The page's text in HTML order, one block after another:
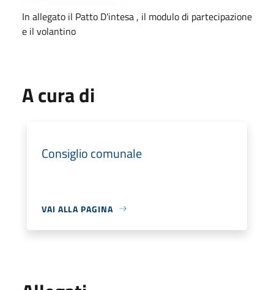
In allegato il Patto D'intesa , il modulo di partecipazione
e il volantino
A cura di
Consiglio comunale
VAI ALLA PAGINA